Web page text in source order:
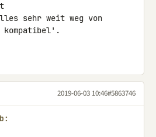
sehr weit weg von
kompatibel'.
2019-06-03 10:46#5863746